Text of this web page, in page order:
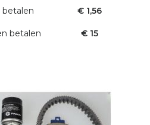
betalen € 1,56
betalen € 15